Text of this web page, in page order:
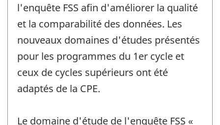
l'enquête FSS afin d'améliorer la qualité
et la comparabilité des données. Les
nouveaux domaines d'études présentés
pour les programmes du 1er cycle et
ceux de cycles supérieurs ont été
adaptés de la CPE.
Le domaine d'étude de l'enquête FSS «